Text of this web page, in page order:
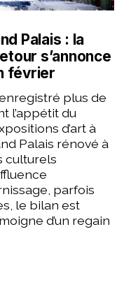
Palais : la
s’annonce
février
plus de
l’appétit du
d’art à
Palais rénové à
culturels
parfois
le bilan est
d’un regain